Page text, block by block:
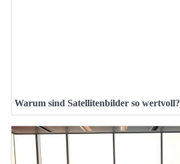
Warum sind Satellitenbilder so wertvoll?